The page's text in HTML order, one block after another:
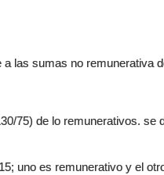
las sumas no remunerativa
75) de lo remunerativos. se
uno es remunerativo y el